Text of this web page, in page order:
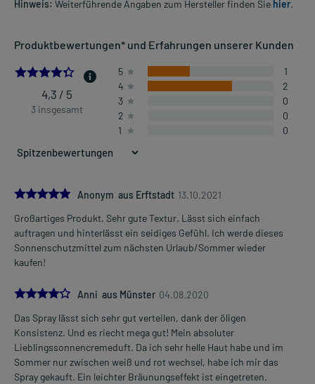
Hinweis: Weiterführende Angaben zum Hersteller finden Sie hier.
Produktbewertungen* und Erfahrungen unserer Kunden
4.333333333333333
4,3 / 5
3 insgesamt
5
1
4
2
3
0
2
0
1
0
5.0Anonym aus Erftstadt 13.10.2021
Großartiges Produkt. Sehr gute Textur. Lässt sich einfach
auftragen und hinterlässt ein seidiges Gefühl. Ich werde dieses
Sonnenschutzmittel zum nächsten Urlaub/Sommer wieder
kaufen!
4.0Anni aus Münster 04.08.2020
Das Spray lässt sich sehr gut verteilen, dank der öligen
Konsistenz. Und es riecht mega gut! Mein absoluter
Lieblingssonnencremeduft. Da ich sehr helle Haut habe und im
Sommer nur zwischen weiß und rot wechsel, habe ich mir das
Spray gekauft. Ein leichter Bräunungseffekt ist eingetreten.